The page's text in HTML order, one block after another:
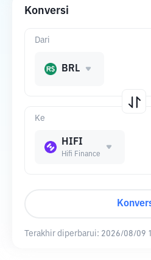
Konversi
Ke
HIFI
Hifi Finance
Dari
BRL
Terakhir diperbarui: 2026/08/09